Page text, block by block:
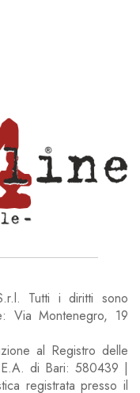
Tutti i diritti sono
Via Montenegro, 19
al Registro delle
di Bari: 580439 |
registrata presso il